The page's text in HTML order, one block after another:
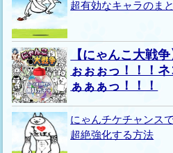
超有効なキャラのま
【にゃんこ大戦
ぉぉぉっ！！！
ぁぁぁっ！！！
にゃんチケチャンス
超絶強化する方法